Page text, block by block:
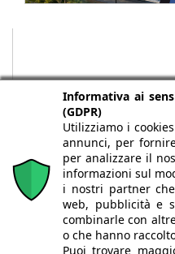
Chi siamo Autori
Informativa ai
(GDPR)
Utilizziamo i
annunci, per
per analizzare il
informazioni sul
i nostri partner
web, pubblicità e
combinarle con
o che hanno
Puoi trovare